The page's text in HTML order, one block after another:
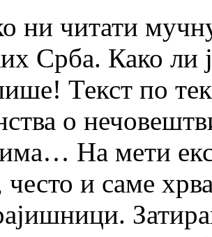
ни читати
Срба. Како ли
Текст по
о
На мети
често и саме